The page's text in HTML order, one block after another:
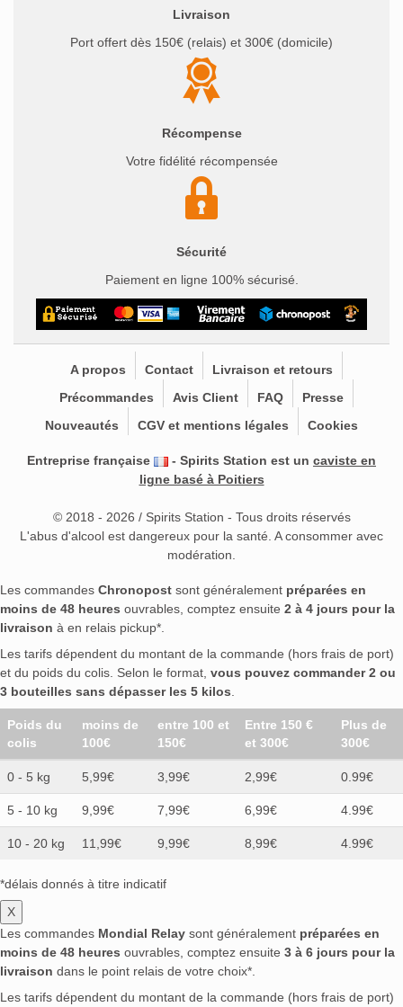
Livraison
Port offert dès 150€ (relais) et 300€ (domicile)
Récompense
Votre fidélité récompensée
Sécurité
Paiement en ligne 100% sécurisé.
A propos Contact
Livraison et retours
Précommandes
Avis Client FAQ
Presse
Nouveautés
CGV et mentions légales Cookies
Entreprise française - Spirits Station est un caviste en
ligne basé à Poitiers
© 2018 - 2026 / Spirits Station - Tous droits réservés
L'abus d'alcool est dangereux pour la santé. A consommer avec
modération.
Les commandes Chronopost sont généralement préparées en
moins de 48 heures ouvrables, comptez ensuite 2 à 4 jours pour la
livraison à en relais pickup*.
Les tarifs dépendent du montant de la commande (hors frais de port)
et du poids du colis. Selon le format, vous pouvez commander 2 ou
3 bouteilles sans dépasser les 5 kilos
Poids du
colis
moins de
100€
entre 100 et
150€
Entre 150 €
et 300€
Plus de
300€
0 - 5 kg 5,99€ 3,99€ 2,99€ 0.99€
5 - 10 kg 9,99€ 7,99€ 6,99€ 4.99€
10 - 20 kg 11,99€ 9,99€ 8,99€ 4.99€
*délais donnés à titre indicatif
X
Les commandes Mondial Relay sont généralement préparées en
moins de 48 heures ouvrables, comptez ensuite 3 à 6 jours pour la
livraison dans le point relais de votre choix*.
Les tarifs dépendent du montant de la commande (hors frais de port)